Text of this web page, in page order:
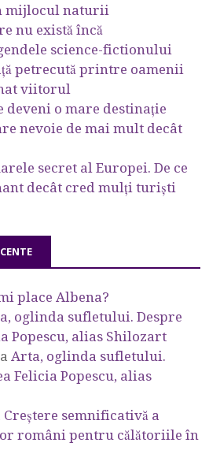
mijlocul naturii
nu există încă
science-fictionului
petrecută printre oamenii
viitorul
deveni o mare destinație
nevoie de mai mult decât
secret al Europei. De ce
decât cred mulți turiști
place Albena?
oglinda sufletului. Despre
Popescu, alias Shilozart
Arta, oglinda sufletului.
Felicia Popescu, alias
Creștere semnificativă a
români pentru călătoriile în